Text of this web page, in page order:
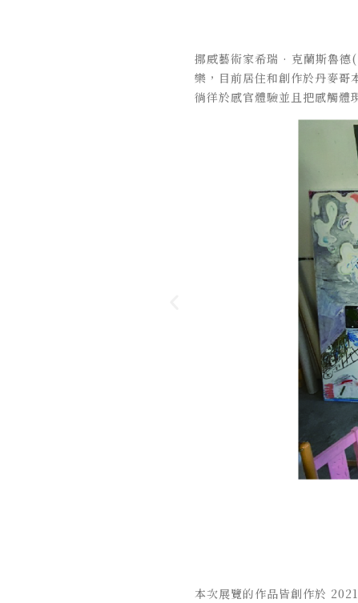
挪威藝術家希瑞 · 克蘭斯魯
樂，目前居住和創作於丹麥哥
徜徉於感官體驗並且把感觸體
本次展覽的作品皆創作於